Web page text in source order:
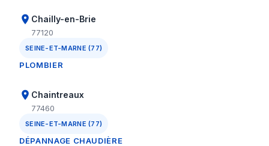
Chailly-en-Brie
77120
SEINE-ET-MARNE (77)
PLOMBIER
Chaintreaux
77460
SEINE-ET-MARNE (77)
DÉPANNAGE CHAUDIÈRE